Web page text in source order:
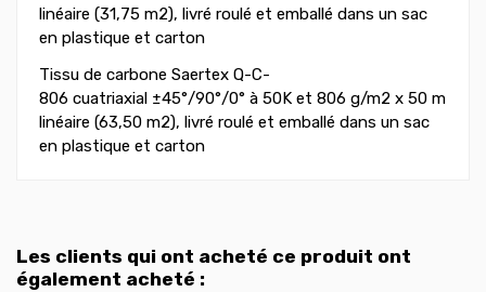
linéaire (31,75 m2), livré roulé et emballé dans un sac
en plastique et carton
Tissu de carbone Saertex Q-C-
806 cuatriaxial ±45°/90°/0° à 50K et 806 g/m2 x 50 m
linéaire (63,50 m2), livré roulé et emballé dans un sac
en plastique et carton
Les clients qui ont acheté ce produit ont
également acheté :